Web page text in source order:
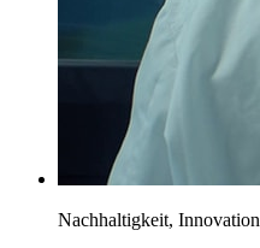
Nachhaltigkeit, Innovation